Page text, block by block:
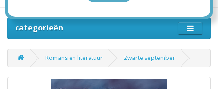
categorieën
Romans en literatuur Zwarte september